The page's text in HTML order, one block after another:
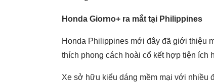
Honda Giorno+ ra mắt tại Philippines
Honda Philippines mới đây đã giới thiệu
thích phong cách hoài cổ kết hợp tiện ích
Xe sở hữu kiểu dáng mềm mại với nhiều